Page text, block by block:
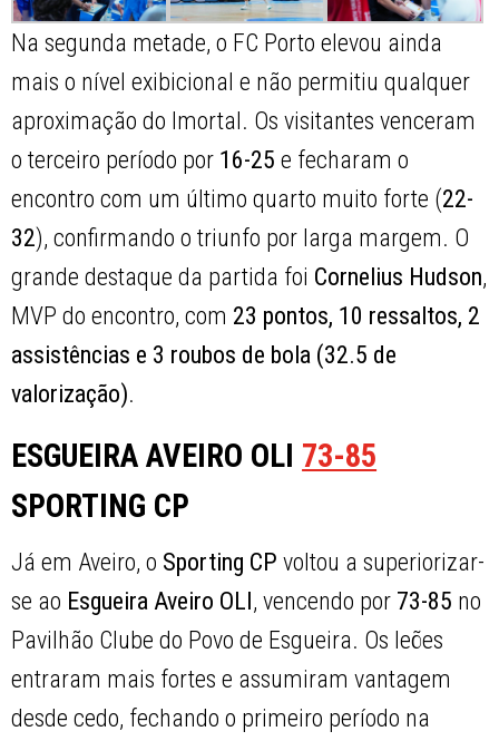
Na segunda metade, o FC Porto elevou ainda
mais o nível exibicional e não permitiu qualquer
aproximação do Imortal. Os visitantes venceram
o terceiro período por 16-25 e fecharam o
encontro com um último quarto muito forte (22-
32), confirmando o triunfo por larga margem. O
grande destaque da partida foi Cornelius Hudson,
MVP do encontro, com 23 pontos, 10 ressaltos, 2
assistências e 3 roubos de bola (32.5 de
valorização).
ESGUEIRA AVEIRO OLI 73-85
SPORTING CP
Já em Aveiro, o Sporting CP voltou a superiorizar-
se ao Esgueira Aveiro OLI, vencendo por 73-85 no
Pavilhão Clube do Povo de Esgueira. Os leões
entraram mais fortes e assumiram vantagem
desde cedo, fechando o primeiro período na